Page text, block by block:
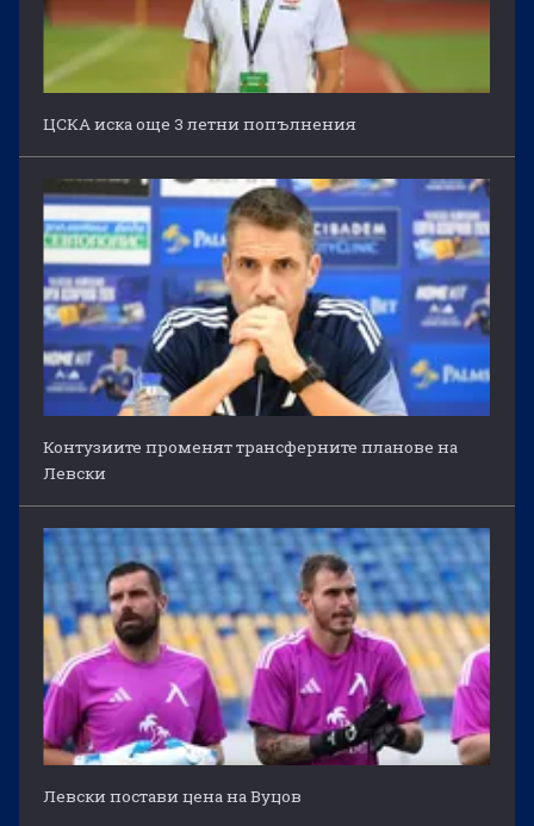
ЦСКА иска още 3 летни попълнения
Контузиите променят трансферните планове на
Левски
Левски постави цена на Вуцов